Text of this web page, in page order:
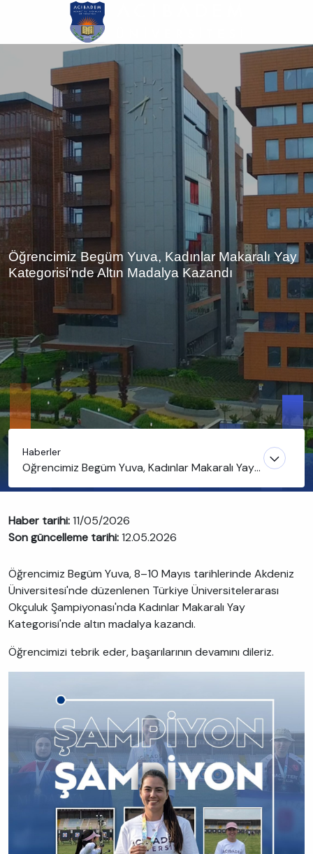
atla
Öğrencimiz Begüm Yuva, Kadınlar Makaralı Yay
Kategorisi'nde Altın Madalya Kazandı
Haberler
Öğrencimiz Begüm Yuva, Kadınlar Makaralı Yay
Haber tarihi:11/05/2026
Son güncelleme tarihi:12.05.2026
Öğrencimiz Begüm Yuva, 8–10 Mayıs tarihlerinde Akdeniz
Üniversitesi'nde düzenlenen Türkiye Üniversitelerarası
Okçuluk Şampiyonası'nda Kadınlar Makaralı Yay
Kategorisi'nde altın madalya kazandı.
Öğrencimizi tebrik eder, başarılarının devamını dileriz.